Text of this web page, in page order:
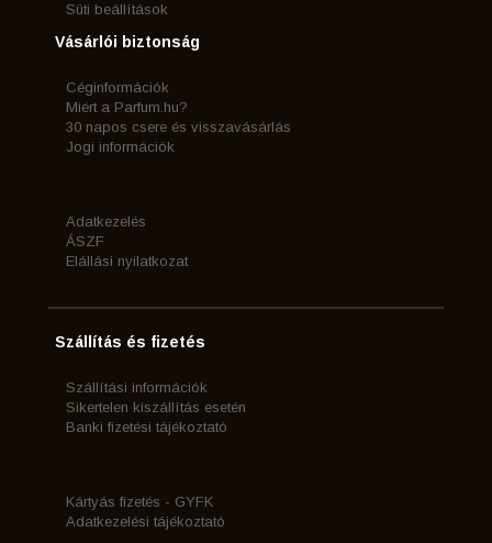
Süti beállítások
Vásárlói biztonság
Céginformációk
Miért a Parfum.hu?
30 napos csere és visszavásárlás
Jogi információk
Adatkezelés
ÁSZF
Elállási nyilatkozat
Szállítás és fizetés
Szállítási információk
Sikertelen kiszállítás esetén
Banki fizetési tájékoztató
Kártyás fizetés - GYFK
Adatkezelési tájékoztató